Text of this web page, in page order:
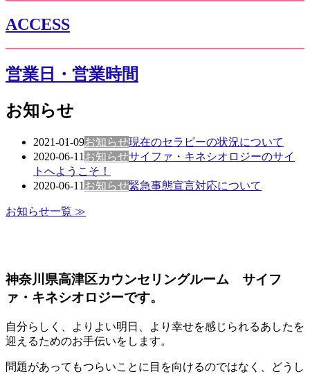
ACCESS
営業日・営業時間
お知らせ
2021-01-09お知らせ現在のセラピーの状況について
2020-06-11 お知らせサイファ・キネシオロジーのサイ
トへようこそ！
2020-06-11 お知らせ緊急事態宣言対応について
お知らせ一覧 ≫
神奈川県高津区カウンセリングルーム サイフ
ァ・キネシオロジーです。
自分らしく、よりよい明日、より幸せを感じられるあしたを
迎えるためのお手伝いをします。
問題があってもつらいことに目を向けるのではなく、どうし